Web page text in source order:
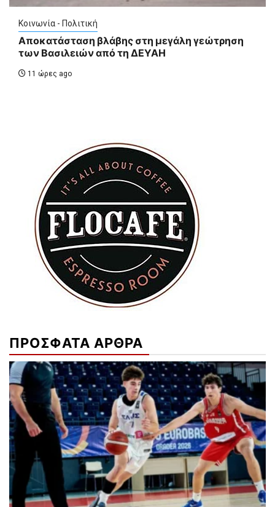
Κοινωνία - Πολιτική
Αποκατάσταση βλάβης στη μεγάλη γεώτρηση
των Βασιλειών από τη ΔΕΥΑΗ
11 ώρες ago
ΠΡΟΣΦΑΤΑ ΑΡΘΡΑ